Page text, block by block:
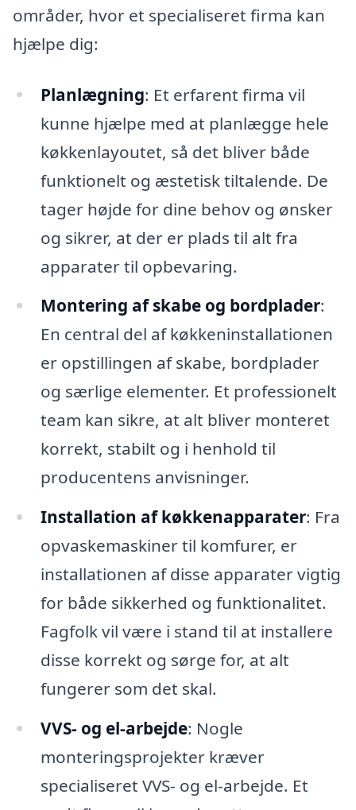
områder, hvor et specialiseret firma kan
hjælpe dig:
Planlægning: Et erfarent firma vil
kunne hjælpe med at planlægge hele
køkkenlayoutet, så det bliver både
funktionelt og æstetisk tiltalende. De
tager højde for dine behov og ønsker
og sikrer, at der er plads til alt fra
apparater til opbevaring.
Montering af skabe og bordplader:
En central del af køkkeninstallationen
er opstillingen af skabe, bordplader
og særlige elementer. Et professionelt
team kan sikre, at alt bliver monteret
korrekt, stabilt og i henhold til
producentens anvisninger.
Installation af køkkenapparater: Fra
opvaskemaskiner til komfurer, er
installationen af disse apparater vigtig
for både sikkerhed og funktionalitet.
Fagfolk vil være i stand til at installere
disse korrekt og sørge for, at alt
fungerer som det skal.
VVS- og el-arbejde: Nogle
monteringsprojekter kræver
specialiseret VVS- og el-arbejde. Et